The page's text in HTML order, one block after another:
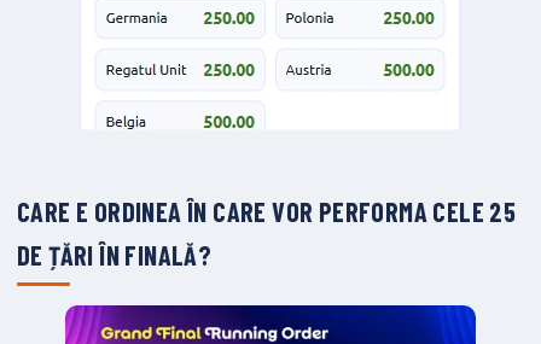
CARE E ORDINEA ÎN CARE VOR PERFORMA CELE 25
DE ȚĂRI ÎN FINALĂ?